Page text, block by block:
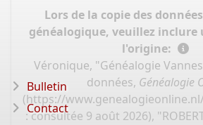
Lors de la copie des
généalogique, veuillez inclure
l'origine:
Véronique, "Généalogie
données, Généalogie
(https://
: consultée 9 août 2026),
Bulletin
Contact